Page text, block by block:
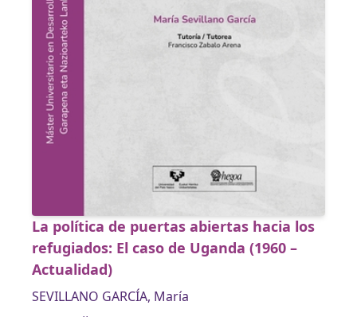
La política de puertas abiertas hacia los
refugiados: El caso de Uganda (1960 –
Actualidad)
SEVILLANO GARCÍA, María